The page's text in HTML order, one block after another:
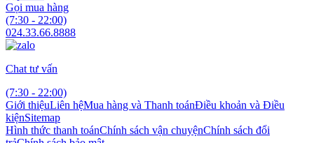
Gọi mua hàng
(7:30 - 22:00)
024.33.66.8888
Chat tư vấn
(7:30 - 22:00)
Giới thiệuLiên hệMua hàng và Thanh toánĐiều khoản và Điều
kiệnSitemap
Hình thức thanh toánChính sách vận chuyệnChính sách đổi